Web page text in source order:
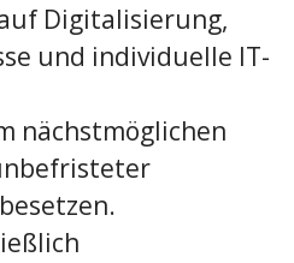
Digitalisierung,
und individuelle IT-
nächstmöglichen